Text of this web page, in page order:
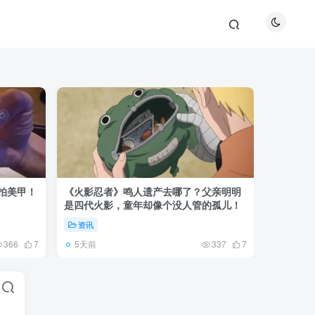
美甲！
366 7
《火影忍者》鸣人遗产去哪了？父亲明明
是四代火影，童年却像个没人管的孤儿！
资讯
5天前 337 7